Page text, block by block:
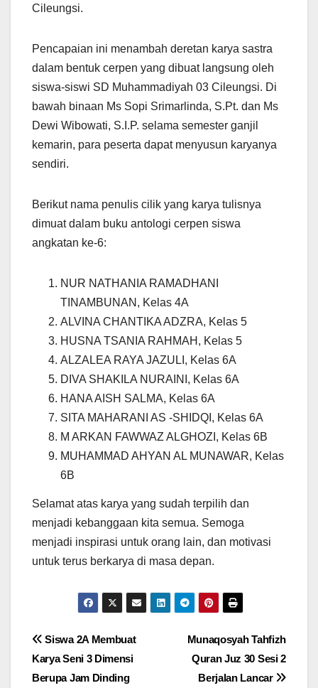
Cileungsi.
Pencapaian ini menambah deretan karya sastra
dalam bentuk cerpen yang dibuat langsung oleh
siswa-siswi SD Muhammadiyah 03 Cileungsi. Di
bawah binaan Ms Sopi Srimarlinda, S.Pt. dan Ms
Dewi Wibowati, S.I.P. selama semester ganjil
kemarin, para peserta dapat menyusun karyanya
sendiri.
Berikut nama penulis cilik yang karya tulisnya
dimuat dalam buku antologi cerpen siswa
angkatan ke-6:
NUR NATHANIA RAMADHANI
TINAMBUNAN, Kelas 4A
ALVINA CHANTIKA ADZRA, Kelas 5
HUSNA TSANIA RAHMAH, Kelas 5
ALZALEA RAYA JAZULI, Kelas 6A
DIVA SHAKILA NURAINI, Kelas 6A
HANA AISH SALMA, Kelas 6A
SITA MAHARANI AS -SHIDQI, Kelas 6A
M ARKAN FAWWAZ ALGHOZI, Kelas 6B
MUHAMMAD AHYAN AL MUNAWAR, Kelas
6B
Selamat atas karya yang sudah terpilih dan
menjadi kebanggaan kita semua. Semoga
menjadi inspirasi untuk orang lain, dan motivasi
untuk terus berkarya di masa depan.
Navigasi
pos
Munaqosyah Tahfizh
Quran Juz 30 Sesi 2
Berjalan Lancar
Siswa 2A Membuat
Karya Seni 3 Dimensi
Berupa Jam Dinding